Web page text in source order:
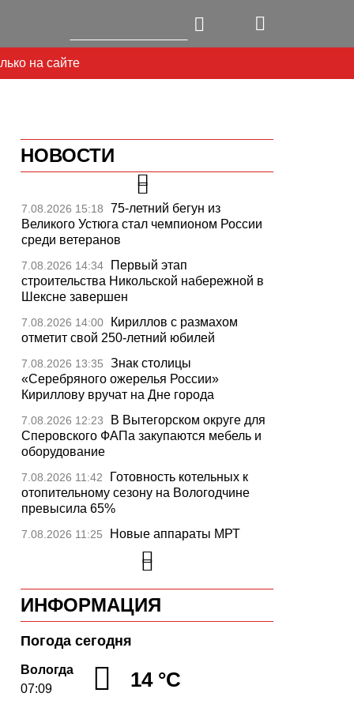
на сайте
НОВОСТИ
7.08.2026 15:18
75-летний бегун из
Великого Устюга стал чемпионом России
среди ветеранов
7.08.2026 14:34
Первый этап
строительства Никольской набережной в
Шексне завершен
7.08.2026 14:00
Кириллов с размахом
отметит свой 250-летний юбилей
7.08.2026 13:35
Знак столицы
«Серебряного ожерелья России»
Кириллову вручат на Дне города
7.08.2026 12:23
В Вытегорском округе для
Сперовского ФАПа закупаются мебель и
оборудование
7.08.2026 11:42
Готовность котельных к
отопительному сезону на Вологодчине
превысила 65%
7.08.2026 11:25
Новые аппараты МРТ
установят в двух медучреждениях
Вологодской области
7.08.2026 10:41 В Устюжне отметят 774-
летие города фестивалем кузнечного
мастерства
7.08.2026 10:18 Вологодская область
уверенно шагает в цифровое будущее
7.08.2026 09:49
На Вологодчине подвели
ИНФОРМАЦИЯ
Погода сегодня
Вологда
07:09
14 °C